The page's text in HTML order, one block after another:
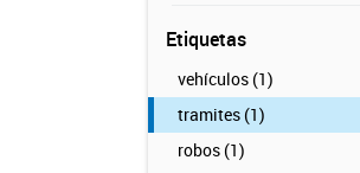
Etiquetas
vehículos (1)
tramites (1)
robos (1)